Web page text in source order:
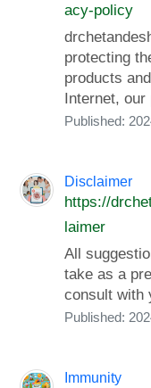
acy-policy
protecting
products
Internet, our
Published:
Disclaimer
https://
laimer
All
take as a
consult with
Published:
Immunity